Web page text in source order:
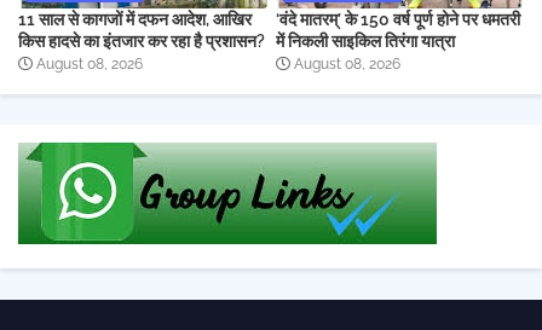
11 साल से कागजों में दफन आदेश, आखिर
किस हादसे का इंतजार कर रहा है प्रशासन?
August 08, 2026
‘वंदे मातरम्’ के 150 वर्ष पूर्ण होने पर धमतरी
में निकली साइकिल तिरंगा यात्रा
August 08, 2026